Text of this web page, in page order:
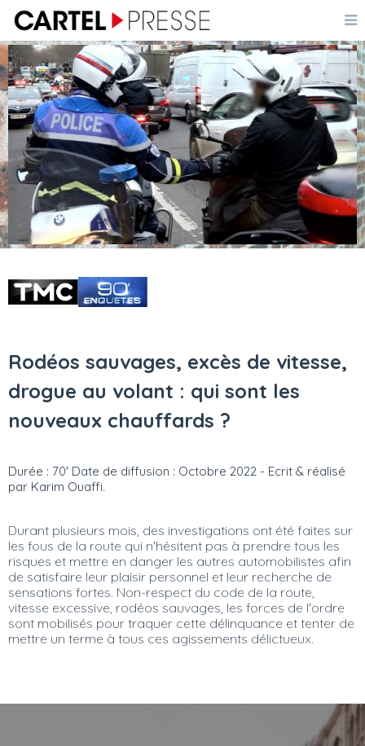
Rodéos sauvages, excès de vitesse,
drogue au volant : qui sont les
nouveaux chauffards ?
Durée : 70' Date de diffusion : Octobre 2022 - Ecrit & réalisé
par Karim Ouaffi.
Durant plusieurs mois, des investigations ont été faites sur
les fous de la route qui n'hésitent pas à prendre tous les
risques et mettre en danger les autres automobilistes afin
de satisfaire leur plaisir personnel et leur recherche de
sensations fortes. Non-respect du code de la route,
vitesse excessive, rodéos sauvages, les forces de l'ordre
sont mobilisés pour traquer cette délinquance et tenter de
mettre un terme à tous ces agissements délictueux.